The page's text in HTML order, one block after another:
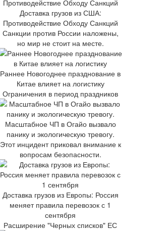
Доставка грузов из США:
Противодействие Обходу Санкций
Санкции против России наложены,
но мир не стоит на месте.
Раннее Новогоднее празднование в
Китае влияет на логистику
Ограничения в период праздников
Масштабное ЧП в Огайо вызвало
панику и экологическую тревогу.
Этот инцидент приковал внимание к
вопросам безопасности.
Доставка грузов из Европы: Россия
меняет правила перевозок с 1
сентября
Расширение "Черных списков" ЕС